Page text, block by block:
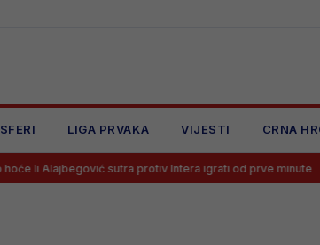
LIGA PRVAKA VIJESTI CRNA
sutra protiv Intera igrati od prve minute Luka